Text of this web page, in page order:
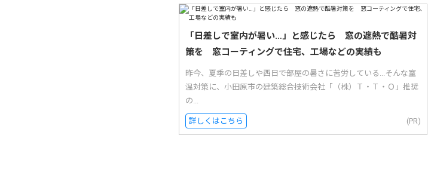
「日差しで室内が暑い…」と感じたら 窓の遮熱で酷暑対
策を 窓コーティングで住宅、工場などの実績も
昨今、夏季の日差しや西日で部屋の暑さに苦労している...そんな室
温対策に、小田原市の建築総合技術会社「（株）Ｔ・Ｔ・Ｏ」推奨
の...
詳しくはこちら (PR)